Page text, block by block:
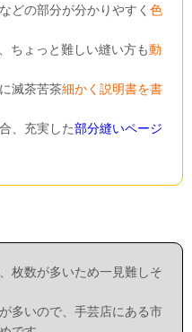
どの部分が分かりやすく色
ちょっと難しい縫い方も動
滅茶苦茶細かく説明書を書
、充実した部分縫いページ
枚数が多いため一見難しそ
多いので、手芸店にある市